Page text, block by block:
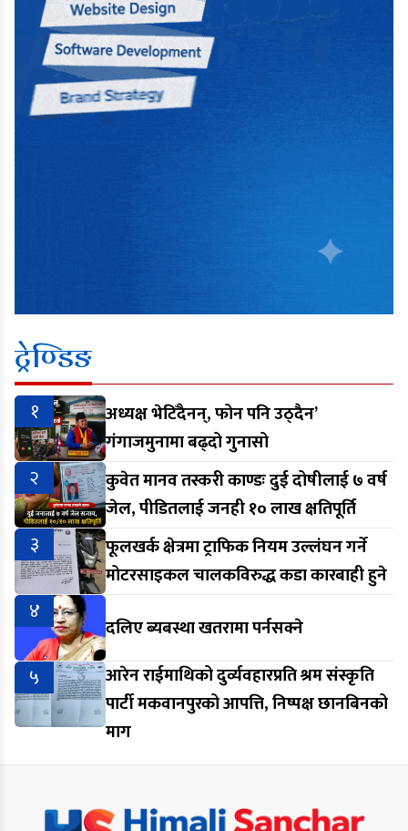
ट्रेण्डिङ
१
अध्यक्ष भेटिँदैनन्, फोन पनि उठ्दैन’
गंगाजमुनामा बढ्दो गुनासो
२
कुवेत मानव तस्करी काण्डः दुई दोषीलाई ७ वर्ष
जेल, पीडितलाई जनही १० लाख क्षतिपूर्ति
३
फूलखर्क क्षेत्रमा ट्राफिक नियम उल्लंघन गर्ने
मोटरसाइकल चालकविरुद्ध कडा कारबाही हुने
४
दलिए ब्यबस्था खतरामा पर्नसक्ने
५
आरेन राईमाथिको दुर्व्यवहारप्रति श्रम संस्कृति
पार्टी मकवानपुरको आपत्ति, निष्पक्ष छानबिनको
माग